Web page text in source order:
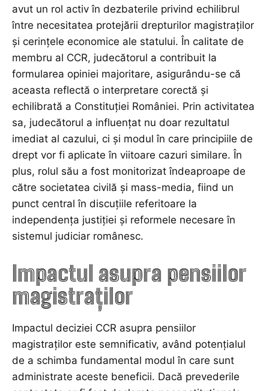
avut un rol activ în dezbaterile privind echilibrul
între necesitatea protejării drepturilor magistraților
și cerințele economice ale statului. În calitate de
membru al CCR, judecătorul a contribuit la
formularea opiniei majoritare, asigurându-se că
aceasta reflectă o interpretare corectă și
echilibrată a Constituției României. Prin activitatea
sa, judecătorul a influențat nu doar rezultatul
imediat al cazului, ci și modul în care principiile de
drept vor fi aplicate în viitoare cazuri similare. În
plus, rolul său a fost monitorizat îndeaproape de
către societatea civilă și mass-media, fiind un
punct central în discuțiile referitoare la
independența justiției și reformele necesare în
sistemul judiciar românesc.
Impactul asupra pensiilor
magistraților
Impactul deciziei CCR asupra pensiilor
magistraților este semnificativ, având potențialul
de a schimba fundamental modul în care sunt
administrate aceste beneficii. Dacă prevederile